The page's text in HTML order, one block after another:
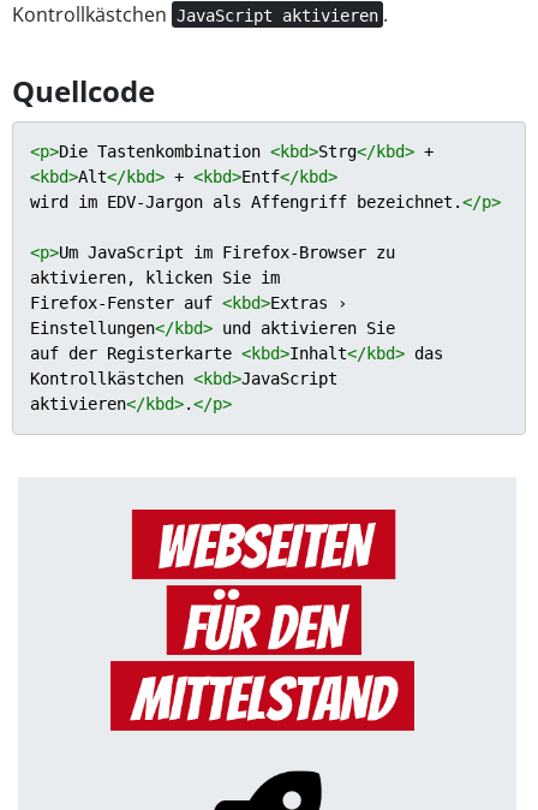
Kontrollkästchen JavaScript aktivieren .
Quellcode
<p>Die Tastenkombination <kbd>Strg</kbd>
<kbd>Alt</kbd> + <kbd>Entf</kbd>
wird im EDV-Jargon als Affengriff bezeichnet.</p>
<p>Um JavaScript im Firefox-Browser zu
aktivieren, klicken Sie im
Firefox-Fenster auf <kbd>Extras ›
Einstellungen</kbd> und aktivieren Sie
auf der Registerkarte <kbd>Inhalt</kbd> das
Kontrollkästchen <kbd>JavaScript
aktivieren</kbd>.</p>